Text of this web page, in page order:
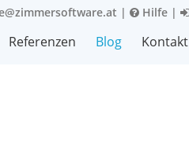
| Hilfe |
Referenzen Blog Kontakt